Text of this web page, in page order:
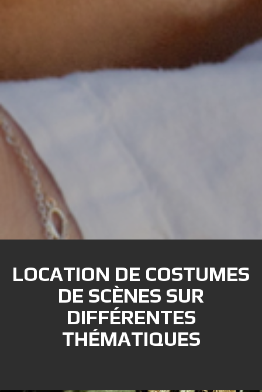
LOCATION DE COSTUMES
DE SCÈNES SUR
DIFFÉRENTES
THÉMATIQUES